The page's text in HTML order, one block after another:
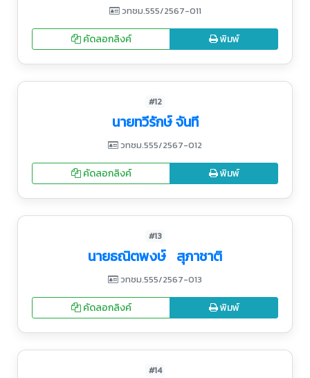
วทชม.555/2567-011
คัดลอกลิงค์ พิมพ์
#12
นายทวีรักษ์ จันที
วทชม.555/2567-012
คัดลอกลิงค์ พิมพ์
#13
นายธณิตพงษ์ สุภาชาติ
วทชม.555/2567-013
คัดลอกลิงค์ พิมพ์
#14